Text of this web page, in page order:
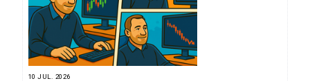
10 JUL. 2026